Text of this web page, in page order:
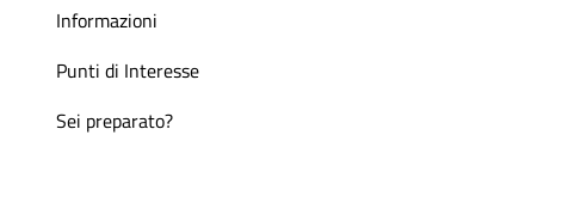
Informazioni
Punti di Interesse
Sei preparato?